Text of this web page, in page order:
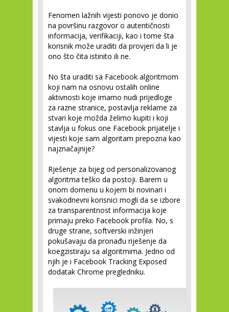
Fenomen lažnih vijesti ponovo je donio
na površinu razgovor o autentičnosti
informacija, verifikaciji, kao i tome šta
korisnik može uraditi da provjeri da li je
ono što čita istinito ili ne.
No šta uraditi sa Facebook algoritmom
koji nam na osnovu ostalih online
aktivnosti koje imamo nudi prijedloge
za razne stranice, postavlja reklame za
stvari koje možda želimo kupiti i koji
stavlja u fokus one Facebook prijatelje i
vijesti koje sam algoritam prepozna kao
najznačajnije?
Rješenje za bijeg od personalizovanog
algoritma teško da postoji. Barem u
onom domenu u kojem bi novinari i
svakodnevni korisnici mogli da se izbore
za transparentnost informacija koje
primaju preko Facebook profila. No, s
druge strane, softverski inžinjeri
pokušavaju da pronađu riješenje da
koegzistiraju sa algoritmima. Jedno od
njih je i Facebook Tracking Exposed
dodatak Chrome pregledniku.